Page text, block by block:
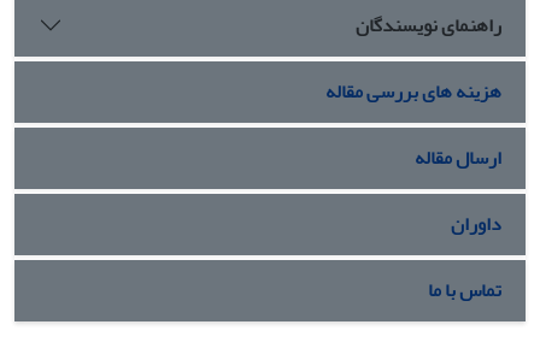
راهنمای نویسندگان
هزینه های بررسی مقاله
ارسال مقاله
داوران
تماس با ما